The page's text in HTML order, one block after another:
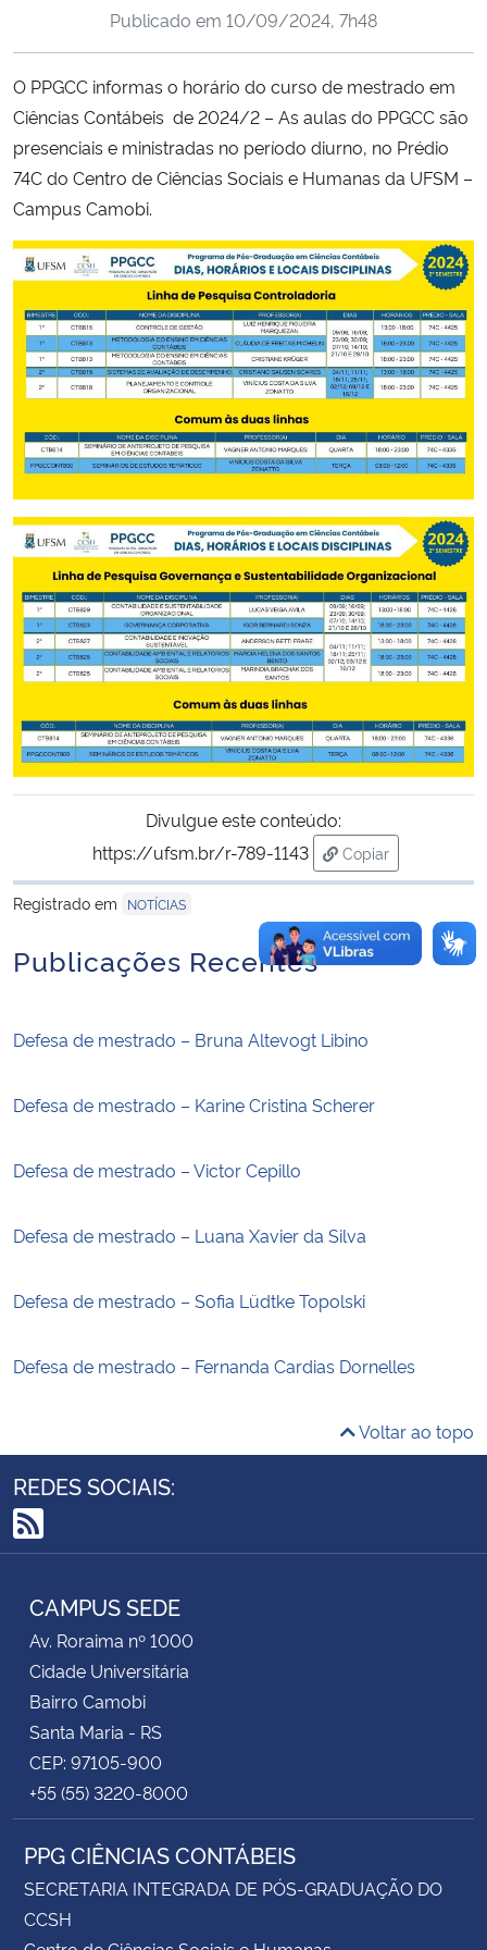
Ministério da Cidadania
Ministério da Ciência, Tecnologia, Inovações e Comunicações
Ministério do Meio Ambiente
Ministério do Turismo
Ministério do Desenvolvimento Regional
Controladoria-Geral da União
Ministério da Mulher, da Família e dos Direitos Humanos
Secretaria-Geral
Secretaria de Governo
Gabinete de Segurança Institucional
Banco Central do Brasil
Publicado em 10/09/2024, 7h48
O PPGCC informas o horário do curso de mestrado em
Ciências Contábeis de 2024/2 – As aulas do PPGCC são
presenciais e ministradas no período diurno, no Prédio
74C do Centro de Ciências Sociais e Humanas da UFSM –
Campus Camobi.
Divulgue este conteúdo:
https://ufsm.br/r-789-1143
Copiar
para área de
Registrado em
NOTÍCIAS
Publicações Recentes
Defesa de mestrado – Bruna Altevogt Libino
Defesa de mestrado – Karine Cristina Scherer
Defesa de mestrado – Victor Cepillo
Defesa de mestrado – Luana Xavier da Silva
Defesa de mestrado – Sofia Lüdtke Topolski
Defesa de mestrado – Fernanda Cardias Dornelles
Voltar ao topo
REDES SOCIAIS:
RSS
CAMPUS SEDE
Av. Roraima nº 1000
Cidade Universitária
Bairro Camobi
Santa Maria - RS
CEP: 97105-900
+55 (55) 3220-8000
PPG CIÊNCIAS CONTÁBEIS
SECRETARIA INTEGRADA DE PÓS-GRADUAÇÃO DO
CCSH